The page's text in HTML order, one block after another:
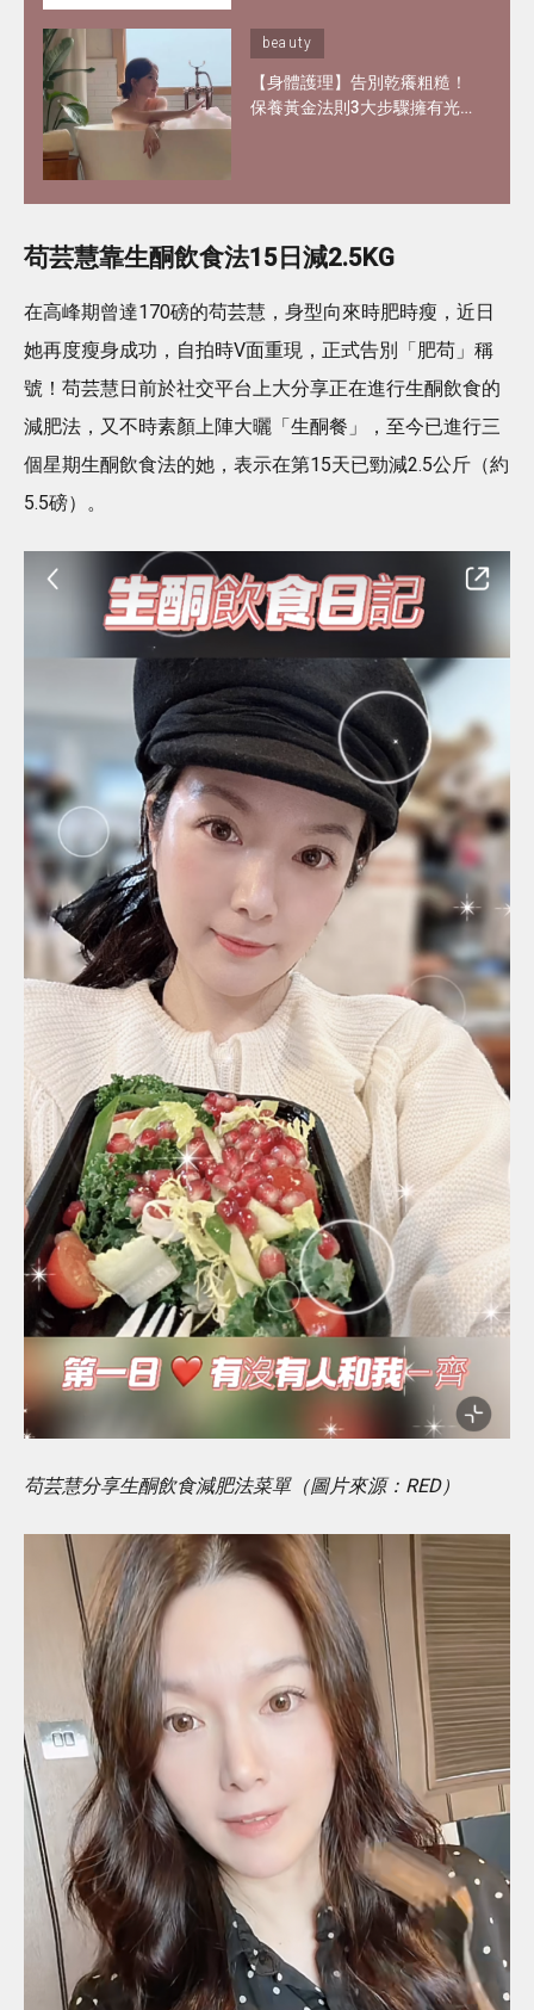
beauty
【身體護理】告別乾癢粗糙！
保養黃金法則3大步驟擁有光
苟芸慧靠生酮飲食法15日減2.5KG
在高峰期曾達170磅的苟芸慧，身型向來時肥時瘦，近日
她再度瘦身成功，自拍時V面重現，正式告別「肥苟」稱
號！苟芸慧日前於社交平台上大分享正在進行生酮飲食的
減肥法，又不時素顏上陣大曬「生酮餐」，至今已進行三
個星期生酮飲食法的她，表示在第15天已勁減2.5公斤（約
5.5磅）。
苟芸慧分享生酮飲食減肥法菜單（圖片來源：RED）